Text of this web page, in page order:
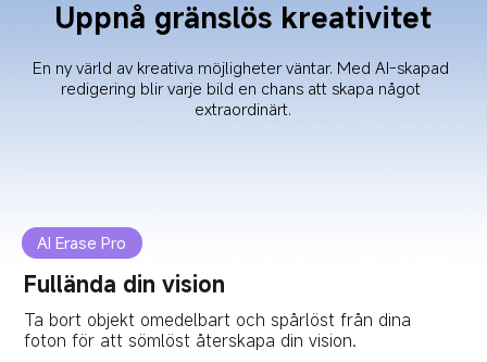
Uppnå gränslös kreativitet
En ny värld av kreativa möjligheter väntar. Med AI-skapad
redigering blir varje bild en chans att skapa något
extraordinärt.
AI Erase Pro
Fullända din vision
Ta bort objekt omedelbart och spårlöst från dina
foton för att sömlöst återskapa din vision.